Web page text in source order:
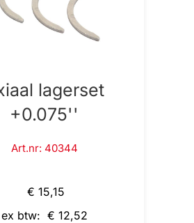
lagerset
+0.075''
Art.nr: 40344
€ 15,15
ex btw: € 12,52